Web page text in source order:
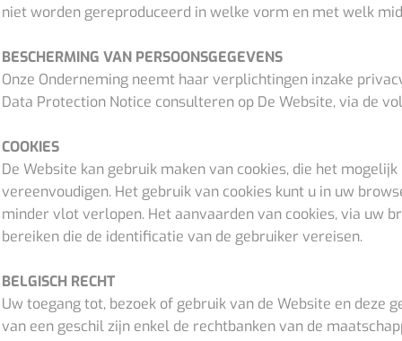
niet worden gereproduceerd in welke vorm en met welk
BESCHERMING VAN PERSOONSGEGEVENS
Onze Onderneming neemt haar verplichtingen inzake
Data Protection Notice consulteren op De Website, via de
COOKIES
De Website kan gebruik maken van cookies, die het
vereenvoudigen. Het gebruik van cookies kunt u in uw
minder vlot verlopen. Het aanvaarden van cookies, via uw
bereiken die de identificatie van de gebruiker vereisen.
BELGISCH RECHT
Uw toegang tot, bezoek of gebruik van de Website en
van een geschil zijn enkel de rechtbanken van de